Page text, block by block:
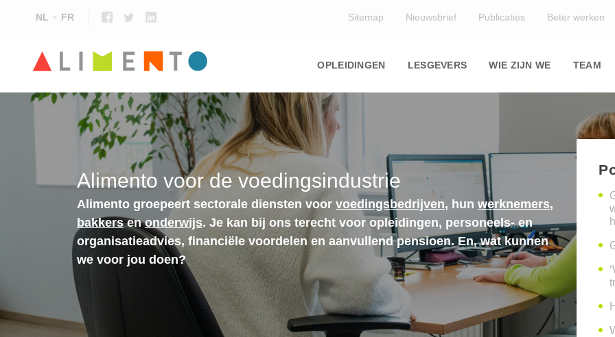
NL FR Sitemap Nieuwsbrief Publicaties Beter werken
navigation
OPLEIDINGEN LESGEVERS WIE ZIJN WE TEAM
Alimento voor de voedingsindustrie
Alimento groepeert sectorale diensten voor voedingsbedrijven, hun werknemers,
bakkersenonderwijs. Je kan bij ons terecht voor opleidingen, personeels- en
organisatieadvies, financiële voordelen en aanvullend pensioen. En, wat kunnen
we voor jou doen?